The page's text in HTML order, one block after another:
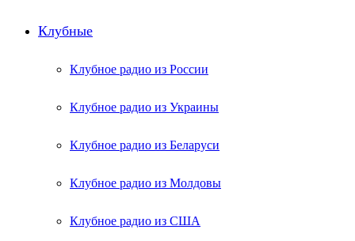
Клубные
Клубное радио из России
Клубное радио из Украины
Клубное радио из Беларуси
Клубное радио из Молдовы
Клубное радио из США